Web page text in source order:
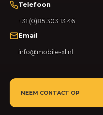
Telefoon
+31 (0)85 303 13 46
Email
info@mobile-xl.nl
NEEM CONTACT OP